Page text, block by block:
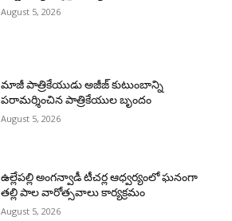
August 5, 2026
మాజీ పాత్రికేయుడు అజీజ్ కుటుంబాన్ని
పరామర్శించిన పాత్రికేయుల బృందం
August 5, 2026
ఉల్లేపల్లి అంగన్వాడీ టీచర్ల ఆధ్వర్యంలో ఘనంగా
తల్లి పాల వారోత్సవాలు కార్యక్రమం
August 5, 2026